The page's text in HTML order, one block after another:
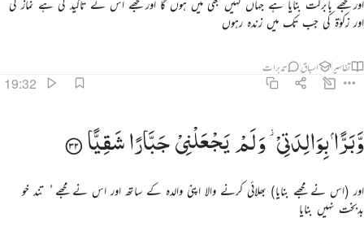
اور مجھے بابرکت بنایا ہے جہاں کہیں بھی میں ہوں گا اور مجھے اس نے تاکید کی ہے نماز کی
اور زکوٰۃ کی جب تک میں زندہ رہوں
تفاسیر اسباق تدبرات
19:32
وبرا بوالدتي ولم يجعلني جبارا شقيا ٣٢
وَبَرًّۢا بِوَٰلِدَتِى وَلَمْ يَجْعَلْنِى جَبَّارًۭا شَقِيًّۭا ٣٢
وَّبَرًّابِوَالِدَتِیْ ؗ وَلَمْیَجْعَلْنِیْجَبَّارًاشَقِیًّا
اور (اس نے مجھے بنایا) بھلائی کرنے والا اپنی والدہ کے ساتھ اور اس نے مجھے ُ تند خو
بدبخت نہیں بنایا